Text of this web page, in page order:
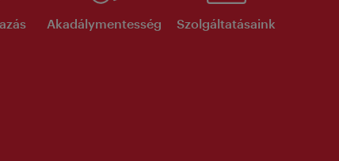
Akadálymentesség Szolgáltatásaink